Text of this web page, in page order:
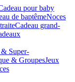
pour baby
de baptêmeNoces
Cadeau grand-
& Super-
& GroupesJeux